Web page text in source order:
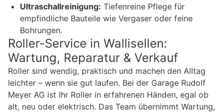
Ultraschallreinigung: Tiefenreine Pflege für
empfindliche Bauteile wie Vergaser oder feine
Bohrungen.
Roller-Service in Wallisellen:
Wartung, Reparatur & Verkauf
Roller sind wendig, praktisch und machen den Alltag
leichter – wenn sie gut laufen. Bei der Garage Rudolf
Meyer AG ist Ihr Roller in erfahrenen Händen, egal ob
alt, neu oder elektrisch. Das Team übernimmt Wartung,